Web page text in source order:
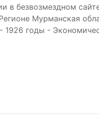
в безвозмездном
Мурманская
1926 годы -